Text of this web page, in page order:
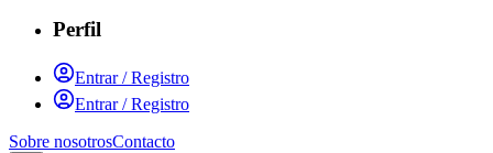
Perfil
Entrar / Registro
Entrar / Registro
Sobre nosotrosContacto